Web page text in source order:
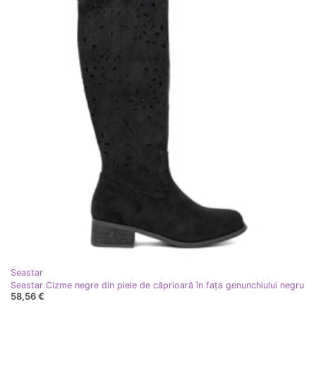
Seastar
Seastar Cizme negre din piele de căprioară în fața genunchiului negru
58,56 €